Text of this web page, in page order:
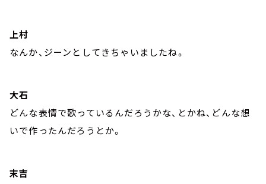
上村
なんか、ジーンとしてきちゃいましたね。
大石
どんな表情で歌っているんだろうかな、とかね、どんな想
いで作ったんだろうとか。
末吉